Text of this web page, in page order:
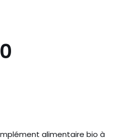
alimentaire bio à